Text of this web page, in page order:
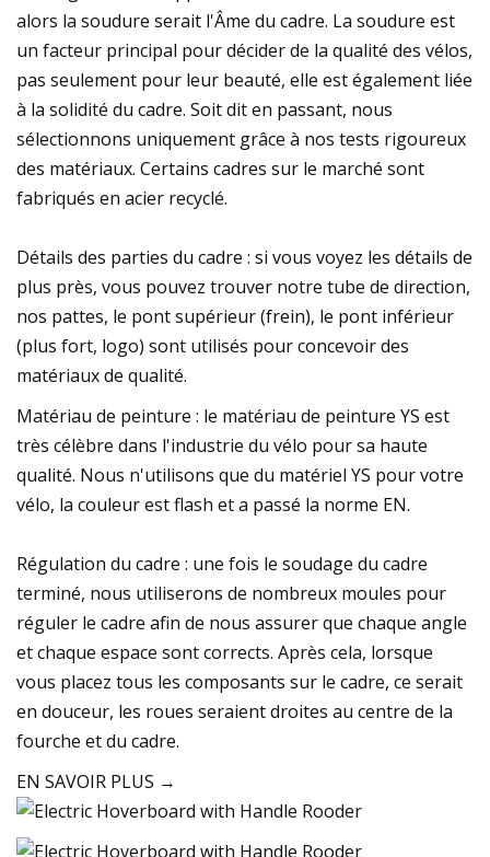
alors la soudure serait l'Âme du cadre. La soudure est
un facteur principal pour décider de la qualité des vélos,
pas seulement pour leur beauté, elle est également liée
à la solidité du cadre. Soit dit en passant, nous
sélectionnons uniquement grâce à nos tests rigoureux
des matériaux. Certains cadres sur le marché sont
fabriqués en acier recyclé.
Détails des parties du cadre : si vous voyez les détails de
plus près, vous pouvez trouver notre tube de direction,
nos pattes, le pont supérieur (frein), le pont inférieur
(plus fort, logo) sont utilisés pour concevoir des
matériaux de qualité.
Matériau de peinture : le matériau de peinture YS est
très célèbre dans l'industrie du vélo pour sa haute
qualité. Nous n'utilisons que du matériel YS pour votre
vélo, la couleur est flash et a passé la norme EN.
Régulation du cadre : une fois le soudage du cadre
terminé, nous utiliserons de nombreux moules pour
réguler le cadre afin de nous assurer que chaque angle
et chaque espace sont corrects. Après cela, lorsque
vous placez tous les composants sur le cadre, ce serait
en douceur, les roues seraient droites au centre de la
fourche et du cadre.
EN SAVOIR PLUS →